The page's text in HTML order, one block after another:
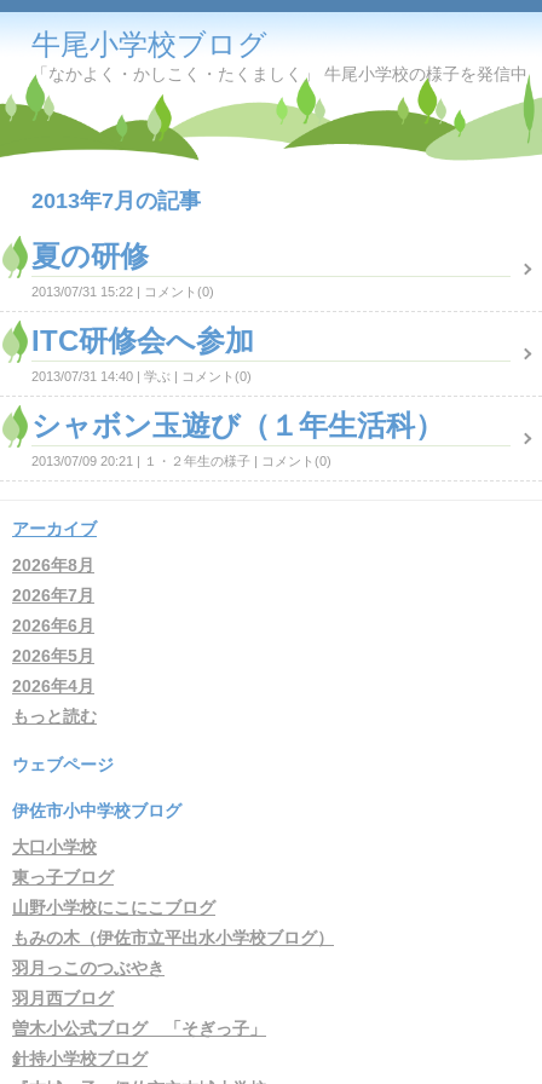
牛尾小学校ブログ
「なかよく・かしこく・たくましく」 牛尾小学校の様子を発信中
2013年7月の記事
夏の研修
2013/07/31 15:22 コメント(0)
ITC研修会へ参加
2013/07/31 14:40 学ぶ コメント(0)
シャボン玉遊び（１年生活科）
2013/07/09 20:21 １・２年生の様子 コメント(0)
アーカイブ
2026年8月
2026年7月
2026年6月
2026年5月
2026年4月
もっと読む
ウェブページ
伊佐市小中学校ブログ
大口小学校
東っ子ブログ
山野小学校にこにこブログ
もみの木（伊佐市立平出水小学校ブログ）
羽月っこのつぶやき
羽月西ブログ
曽木小公式ブログ 「そぎっ子」
針持小学校ブログ